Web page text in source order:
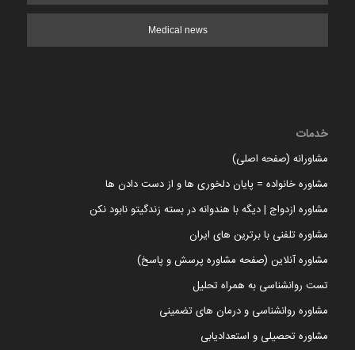
Medical news
خدمات
مشاورانه (صفحه اصلی)
مشاوره خانواده = پایان دلخوری ها و از دست دادن ها
مشاوره ازدواج | دیگه با هندوانه در بسته زندگیتو نابود نکن
مشاوره تلفنی با برترین های ایران
مشاوره آنلاین (صفحه مشاوره پرسش و پاسخ)
تست روانشناسی به همراه تحلیل
مشاوره روانشناسی و درمان های تضمینی
مشاوره تحصیلی و استعدادیابی